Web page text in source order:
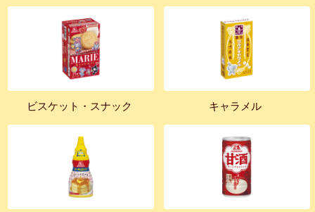
ビスケット・スナック キャラメル